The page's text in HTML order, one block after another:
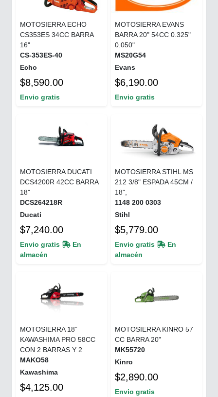
MOTOSIERRA ECHO
CS353ES 34CC BARRA
16"
CS-353ES-40
Echo
$8,590.00
Envio gratis
MOTOSIERRA EVANS
BARRA 20" 54CC 0.325"
0.050"
MS20G54
Evans
$6,190.00
Envio gratis
MOTOSIERRA DUCATI
DCS4200R 42CC BARRA
18"
DCS264218R
Ducati
$7,240.00
Envio gratis
En
almacén
MOTOSIERRA STIHL MS
212 3/8" ESPADA 45CM /
18",
1148 200 0303
Stihl
$5,779.00
Envio gratis
En
almacén
MOTOSIERRA 18”
KAWASHIMA PRO 58CC
CON 2 BARRAS Y 2
MAKO58
Kawashima
$4,125.00
MOTOSIERRA KINRO 57
CC BARRA 20"
MK55720
Kinro
$2,890.00
Envio gratis